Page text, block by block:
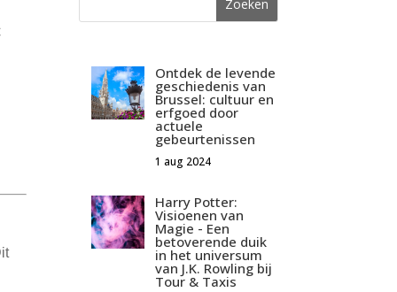
Ontdek de levende
geschiedenis van
Brussel: cultuur en
erfgoed door
actuele
gebeurtenissen
1 aug 2024
Harry Potter:
Visioenen van
Magie - Een
betoverende duik
in het universum
van J.K. Rowling bij
Tour & Taxis